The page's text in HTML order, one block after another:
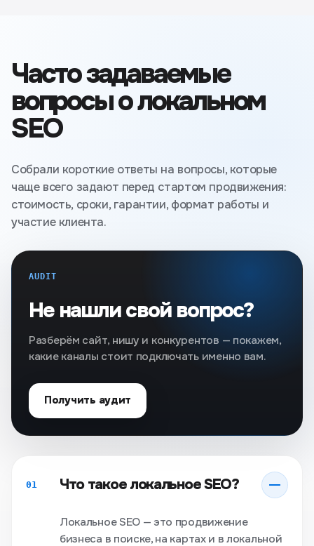
Часто задаваемые
вопросы о локальном
SEO
Собрали короткие ответы на вопросы, которые
чаще всего задают перед стартом продвижения:
стоимость, сроки, гарантии, формат работы и
участие клиента.
AUDIT
Не нашли свой вопрос?
Разберём сайт, нишу и конкурентов — покажем,
какие каналы стоит подключать именно вам.
Получить аудит
01 Что такое локальное SEO?
Локальное SEO — это продвижение
бизнеса в поиске, на картах и в локальной